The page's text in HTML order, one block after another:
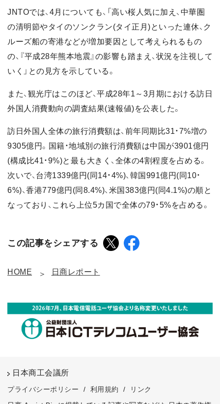
JNTOでは、4月についても、「高い桜人気に加え、中華圏
の清明節やタイのソンクラン(タイ正月)といった連休、ク
ルーズ船の寄港などが増加要因として考えられるもの
の、『平成28年熊本地震』の影響も踏まえ、状況を注視して
いく」との見方を示している。
また、観光庁はこのほど、平成28年1～3月期における訪日
外国人消費動向の調査結果(速報値)を公表した。
訪日外国人全体の旅行消費額は、前年同期比31・7%増の
9305億円。国籍・地域別の旅行消費額は中国が3901億円
(構成比41・9%)と最も大きく、全体の4割程度を占める。
次いで、台湾1339億円(同14・4%)、韓国991億円(同10・
6%)、香港779億円(同8.4%)、米国383億円(同4.1%)の順と
なっており、これら上位5カ国で全体の79・5%を占める。
この記事をシェアする
HOME 日商レポート
日本商工会議所
プライバシーポリシー / 利用規約 /
リンク